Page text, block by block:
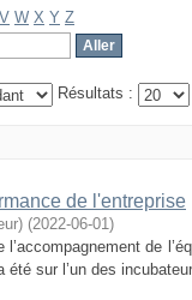
V W X Y Z
Résultats :
de l'entreprise
(2022-06-01)
de
sur l’un des